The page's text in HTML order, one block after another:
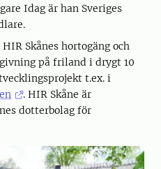
Idag är han Sveriges
Skånes hortogäng och
på friland i drygt 10
t.ex. i
. HIR Skåne är
dotterbolag för